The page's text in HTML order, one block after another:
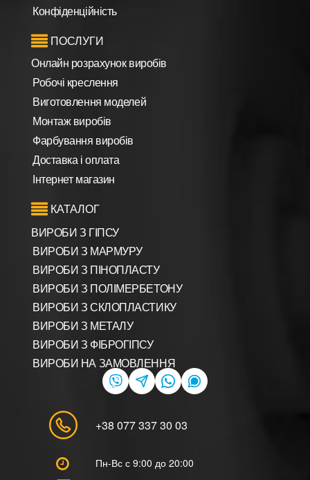
Конфіденційність
ПОСЛУГИ
Онлайн розрахунок виробів
Робочі креслення
Виготовлення моделей
Монтаж виробів
Фарбування виробів
Доставка і оплата
Інтернет магазин
КАТАЛОГ
ВИРОБИ З ГІПСУ
ВИРОБИ З МАРМУРУ
ВИРОБИ З ПІНОПЛАСТУ
ВИРОБИ З ПОЛІМЕРБЕТОНУ
ВИРОБИ З СКЛОПЛАСТИКУ
ВИРОБИ З МЕТАЛУ
ВИРОБИ З ФІБРОГІПСУ
ВИРОБИ НА ЗАМОВЛЕННЯ
+38 077 337 30 03
Пн-Вс с 9:00 до 20:00